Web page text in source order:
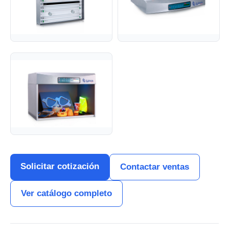
Solicitar cotización Contactar ventas
Ver catálogo completo